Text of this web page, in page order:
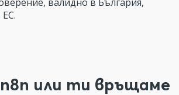
или ти връщаме